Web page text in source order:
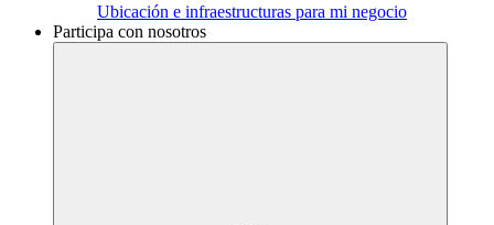
Ubicación e infraestructuras para mi negocio
Participa con nosotros